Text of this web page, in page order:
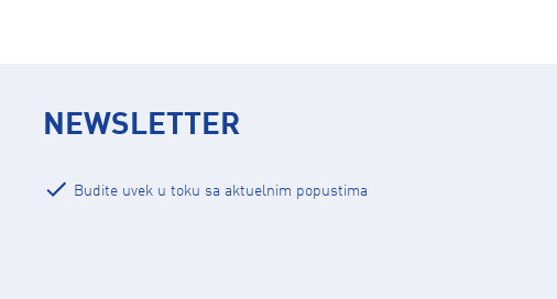
NEWSLETTER
Budite uvek u toku sa aktuelnim popustima